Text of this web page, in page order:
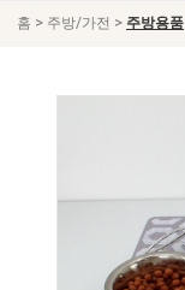
홈 > 주방/가전 > 주방용품